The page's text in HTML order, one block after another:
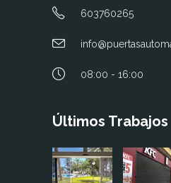
603760265
08:00 - 16:00
Últimos Trabajos